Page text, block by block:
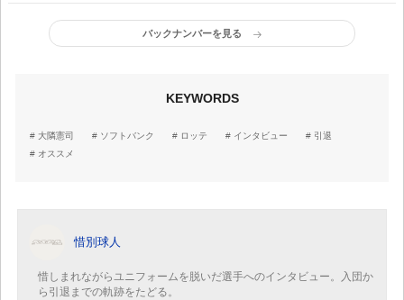
しわを寄せて“男・村田”を
作り上げてきましたが、
これからは野球を楽しみ
かで転機となりました」
バックナンバーを見る
KEYWORDS
大隣憲司 ソフトバンク ロッテ インタビュー
引退
オススメ
惜別球人
惜しまれながらユニフォームを脱いだ選手へのインタビュー。入団か
ら引退までの軌跡をたどる。